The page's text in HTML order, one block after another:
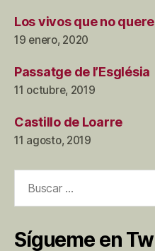
Los vivos que no
19 enero, 2020
Passatge de l’Església
11 octubre, 2019
Castillo de Loarre
11 agosto, 2019
Sígueme en